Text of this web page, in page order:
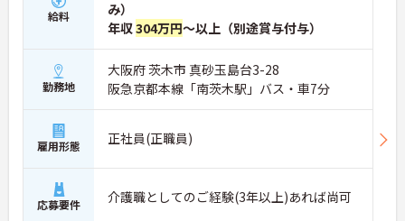
給料
み）
年収304万円～以上（別途賞与付与）
勤務地
大阪府 茨木市 真砂玉島台3-28
阪急京都本線「南茨木駅」バス・車7分
雇用形態 正社員(正職員)
応募要件 介護職としてのご経験(3年以上)あれば尚可